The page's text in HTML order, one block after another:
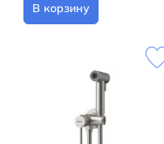
В корзину